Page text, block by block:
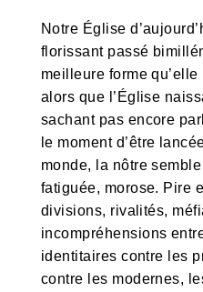
Notre Église
florissant passé
meilleure forme
alors que l’Église
sachant pas encore
le moment d’être
monde, la nôtre
fatiguée, morose. Pire
divisions, rivalités,
incompréhensions
identitaires contre les
contre les modernes,